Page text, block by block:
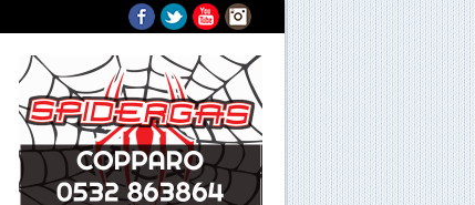
Facebook
TwitterYouTubeInstagram